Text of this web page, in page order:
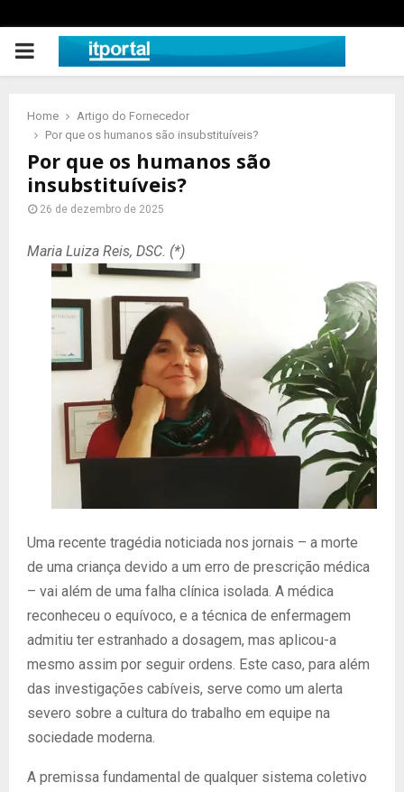
PRIMARY
Home
Artigo do Fornecedor
Por que os humanos são insubstituíveis?
Por que os humanos são
insubstituíveis?
26 de dezembro de 2025
Maria Luiza Reis, DSC. (*)
Uma recente tragédia noticiada nos jornais – a morte
de uma criança devido a um erro de prescrição médica
– vai além de uma falha clínica isolada. A médica
reconheceu o equívoco, e a técnica de enfermagem
admitiu ter estranhado a dosagem, mas aplicou-a
mesmo assim por seguir ordens. Este caso, para além
das investigações cabíveis, serve como um alerta
severo sobre a cultura do trabalho em equipe na
sociedade moderna.
A premissa fundamental de qualquer sistema coletivo